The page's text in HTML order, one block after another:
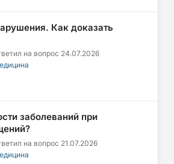
Как доказать
на вопрос 24.07.2026
заболеваний при
на вопрос 21.07.2026